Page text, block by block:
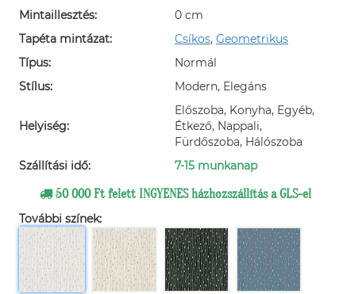
Mintaillesztés:
0 cm
Tapéta mintázat:
Csíkos, Geometrikus
Típus:
Normál
Stílus:
Modern, Elegáns
Helyiség:
Előszoba, Konyha, Egyéb,
Étkező, Nappali,
Fürdőszoba, Hálószoba
Szállítási idő:
7-15 munkanap
50 000 Ft felett INGYENES házhozszállítás a GLS-el
További színek: